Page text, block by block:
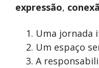
expressão,
Uma jornada
Um espaço
A